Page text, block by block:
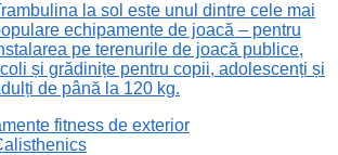
la sol este unul dintre cele mai
echipamente de joacă – pentru
pe terenurile de joacă publice,
și grădinițe pentru copii, adolescenți și
de până la 120 kg.
fitness de exterior